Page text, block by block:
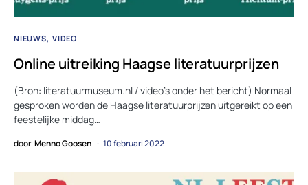
NIEUWS VIDEO
Online uitreiking Haagse literatuurprijzen
(Bron: literatuurmuseum.nl / video’s onder het bericht) Normaal
gesproken worden de Haagse literatuurprijzen uitgereikt op een
feestelijke middag…
door Menno Goosen 10 februari 2022